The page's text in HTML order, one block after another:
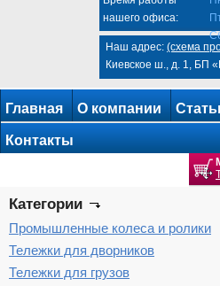
нашего офиса:
Наш адрес: (схема
Киевское ш., д. 1, БП
Главная О компании
Контакты
Категории
Промышленные колеса и ролики
Тележки для дворников
Тележки для грузов